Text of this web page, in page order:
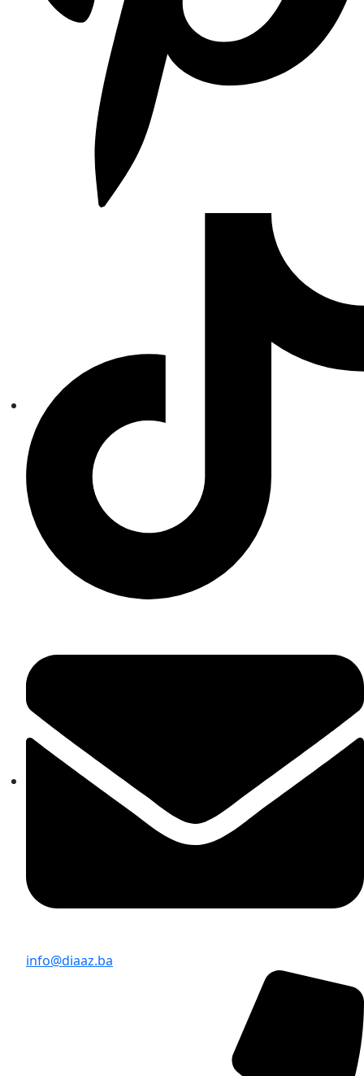
info@diaaz.ba